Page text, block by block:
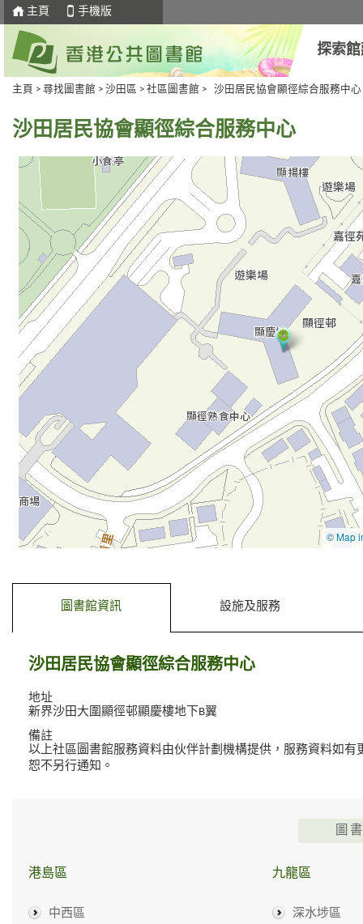
主頁 手機版
探索
主頁 > 尋找圖書館 > 沙田區 > 社區圖書館 > 沙田居民協會顯徑綜合服務中心
沙田居民協會顯徑綜合服務中心
圖書館資訊
去標籤內容
去前一個標籤
設施及服務
沙田居民協會顯徑綜合服務中心
地址
新界沙田大圍顯徑邨顯慶樓地下B翼
備註
以上社區圖書館服務資料由伙伴計劃機構提供，服務資料如有
恕不另行通知。
去
一
標
Skip
select
tab
圖
港島區
中西區
九龍區
深水埗區